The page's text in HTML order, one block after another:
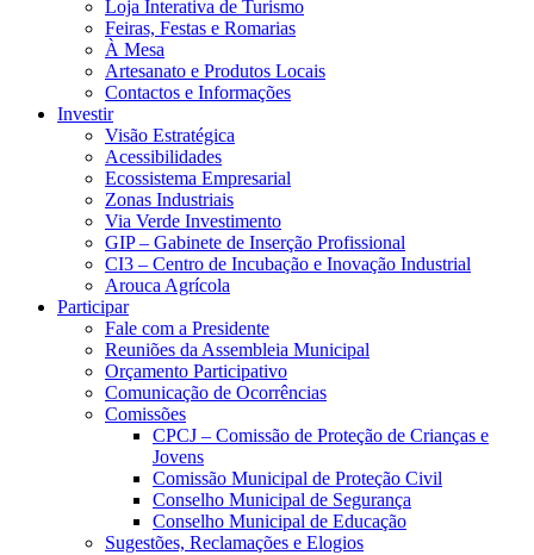
Loja Interativa de Turismo
Feiras, Festas e Romarias
À Mesa
Artesanato e Produtos Locais
Contactos e Informações
Investir
Visão Estratégica
Acessibilidades
Ecossistema Empresarial
Zonas Industriais
Via Verde Investimento
GIP – Gabinete de Inserção Profissional
CI3 – Centro de Incubação e Inovação Industrial
Arouca Agrícola
Participar
Fale com a Presidente
Reuniões da Assembleia Municipal
Orçamento Participativo
Comunicação de Ocorrências
Comissões
CPCJ – Comissão de Proteção de Crianças e
Jovens
Comissão Municipal de Proteção Civil
Conselho Municipal de Segurança
Conselho Municipal de Educação
Sugestões, Reclamações e Elogios